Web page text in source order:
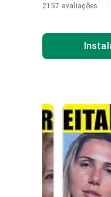
2157 avaliações